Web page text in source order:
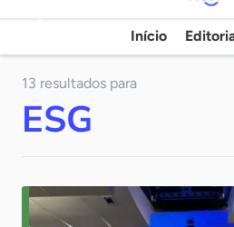
Início
13 resultados para
ESG